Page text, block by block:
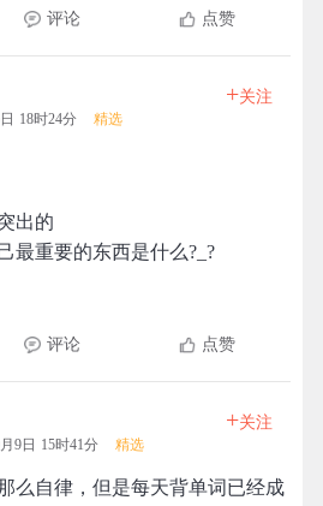
评论 点赞
18时24分 精选
+关注
出的
最重要的东西是什么?_?
评论 点赞
9日 15时41分 精选
+关注
么自律，但是每天背单词已经成